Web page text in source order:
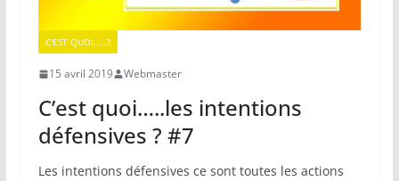
C'EST QUOI.....?
15 avril 2019 Webmaster
C’est quoi…..les intentions
défensives ? #7
Les intentions défensives ce sont toutes les actions